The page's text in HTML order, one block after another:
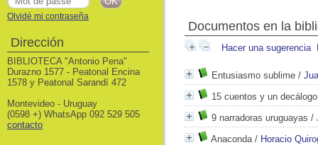
Documentos en la
Hacer una sugerencia
Entusiasmo sublime /
15 cuentos y un decálogo
9 narradoras uruguayas /
Anaconda/ Horacio
Olvidé mi contraseña
Dirección
BIBLIOTECA "Antonio Pena"
Durazno 1577 - Peatonal Encina
1578 y Peatonal Sarandí 472
Montevideo - Uruguay
(0598 +) WhatsApp 092 529 505
contacto